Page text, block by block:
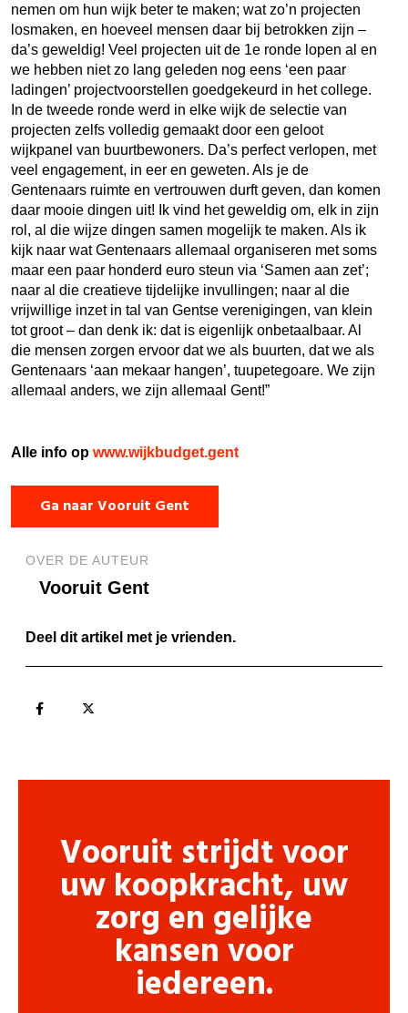
nemen om hun wijk beter te maken; wat zo’n projecten
losmaken, en hoeveel mensen daar bij betrokken zijn –
da’s geweldig! Veel projecten uit de 1e ronde lopen al en
we hebben niet zo lang geleden nog eens ‘een paar
ladingen’ projectvoorstellen goedgekeurd in het college.
In de tweede ronde werd in elke wijk de selectie van
projecten zelfs volledig gemaakt door een geloot
wijkpanel van buurtbewoners. Da’s perfect verlopen, met
veel engagement, in eer en geweten. Als je de
Gentenaars ruimte en vertrouwen durft geven, dan komen
daar mooie dingen uit! Ik vind het geweldig om, elk in zijn
rol, al die wijze dingen samen mogelijk te maken. Als ik
kijk naar wat Gentenaars allemaal organiseren met soms
maar een paar honderd euro steun via ‘Samen aan zet’;
naar al die creatieve tijdelijke invullingen; naar al die
vrijwillige inzet in tal van Gentse verenigingen, van klein
tot groot – dan denk ik: dat is eigenlijk onbetaalbaar. Al
die mensen zorgen ervoor dat we als buurten, dat we als
Gentenaars ‘aan mekaar hangen’, tuupetegoare. We zijn
allemaal anders, we zijn allemaal Gent!”
Alle info op www.wijkbudget.gent
Ga naar Vooruit Gent
OVER DE AUTEUR
Vooruit Gent
Deel dit artikel met je vrienden.
Vooruit strijdt voor
uw koopkracht, uw
zorg en gelijke
kansen voor
iedereen.